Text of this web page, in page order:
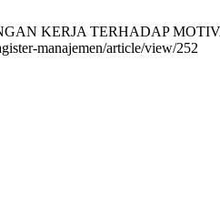
KERJA TERHADAP
manajemen/article/view/252